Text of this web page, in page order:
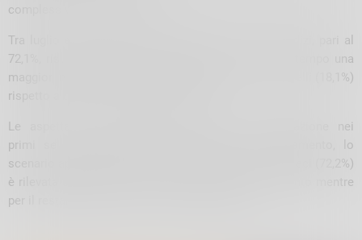
complessivo per i tre territori.
Tra luglio e dicembre 2022 la maggior parte dei giudizi, pari al
72,1%, risulta orientato alla stabilità; si rileva al contempo una
maggior incidenza di indicazioni di espansione dei livelli (18,1%)
rispetto a quelle di contrazione (9,8%).
Le aspettative riguardanti l’andamento dell’occupazione nei
primi sei mesi del 2023 confermano, in miglioramento, lo
scenario appena delineato: per oltre sette realtà su dieci (72,2%)
è rilevata stabilità, per il 23,2% è segnalato un aumento mentre
per il restante 4,6% è indicata una diminuzione.